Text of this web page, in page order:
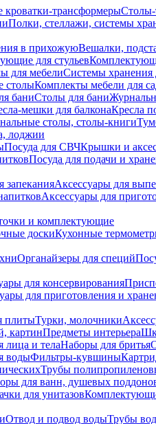
кроватки-трансформеры
Полки, стеллажи, системы
в прихожуюВешалки,
для стульев
для мебелиСистемы хранения
столыКомплекты мебели для
баниСтолы для бани
мешки для балконаКресла
столы, столы-книги
лоджии
Посуда для СВЧКрышки и
Посуда для подачи и
запеканияАксессуары для
Аксессуары для
и комплектующие
доскиКухонные
Органайзеры для специй
для консервирования
для приготовления и
плитыТурки, молочники
картинПредметы интерьера
лица и телаНаборы для бритья
водыФильтры-кувшины
Трубы
для ванн, душевых
для унитазов
Отвод и подвод водыТрубы